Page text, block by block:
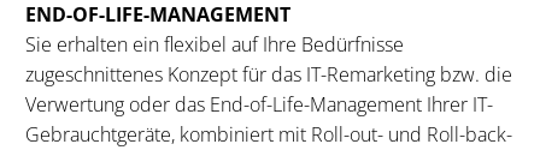
END-OF-LIFE-MANAGEMENT
Sie erhalten ein flexibel auf Ihre Bedürfnisse
zugeschnittenes Konzept für das IT-Remarketing bzw. die
Verwertung oder das End-of-Life-Management Ihrer IT-
Gebrauchtgeräte, kombiniert mit Roll-out- und Roll-back-